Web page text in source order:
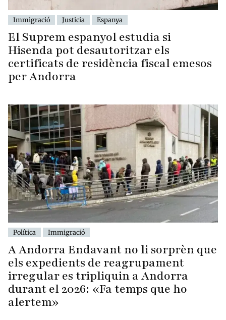
Immigració Justicia Espanya
El Suprem espanyol estudia si
Hisenda pot desautoritzar els
certificats de residència fiscal emesos
per Andorra
Política Immigració
A Andorra Endavant no li sorprèn que
els expedients de reagrupament
irregular es tripliquin a Andorra
durant el 2026: «Fa temps que ho
alertem»